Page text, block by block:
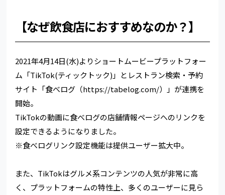
【なぜ飲食店におすすめなのか？】
2021年4月14日(水)よりショートムービープラットフォー
ム「TikTok(ティックトック)」とレストラン検索・予約
サイト「食べログ（https://tabelog.com/）」が連携を
開始。
TikTokの動画に食べログの店舗情報ページへのリンクを
設定できるようになりました。
※食べログリンク設定機能は提供ユーザー拡大中。
また、TikTokはグルメ系コンテンツの人気が非常に高
く、プラットフォームの特性上、多くのユーザーに見ら